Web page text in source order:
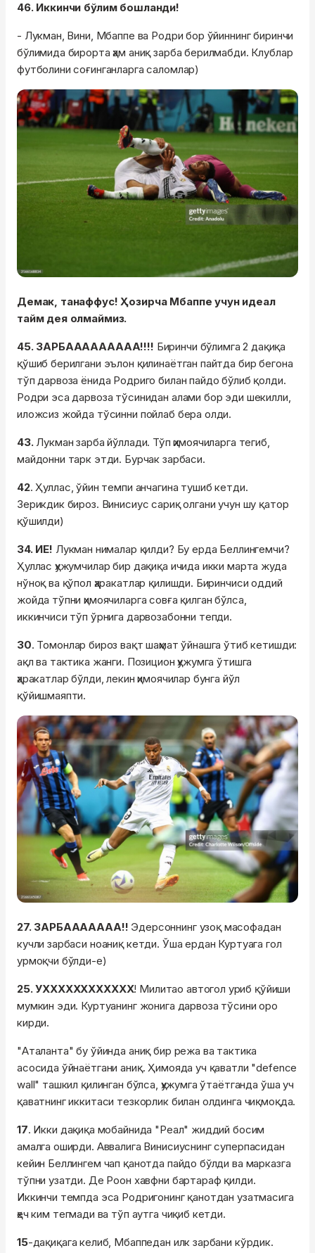
46. Иккинчи бўлим бошланди!
- Лукман, Вини, Мбаппе ва Родри бор ўйиннинг биринчи
бўлимида бирорта ҳам аниқ зарба берилмабди. Клублар
футболини соғинганларга саломлар)
Демак, танаффус! Ҳозирча Мбаппе учун идеал
тайм дея олмаймиз.
45. ЗАРБААААААААА!!!! Биринчи бўлимга 2 дақиқа
қўшиб берилгани эълон қилинаётган пайтда бир бегона
тўп дарвоза ёнида Родриго билан пайдо бўлиб қолди.
Родри эса дарвоза тўсинидан алами бор эди шекилли,
иложсиз жойда тўсинни пойлаб бера олди.
43.Лукман зарба йўллади. Тўп ҳимоячиларга тегиб,
майдонни тарк этди. Бурчак зарбаси.
42. Ҳуллас, ўйин темпи анчагина тушиб кетди.
Зерикдик бироз. Винисиус сариқ олгани учун шу қатор
қўшилди)
34. ИЕ! Лукман нималар қилди? Бу ерда Беллингемчи?
Ҳуллас ҳужумчилар бир дақиқа ичида икки марта жуда
нўноқ ва қўпол ҳаракатлар қилишди. Биринчиси оддий
жойда тўпни ҳимоячиларга совға қилган бўлса,
иккинчиси тўп ўрнига дарвозабонни тепди.
30. Томонлар бироз вақт шаҳмат ўйнашга ўтиб кетишди:
ақл ва тактика жанги. Позицион ҳужумга ўтишга
ҳаракатлар бўлди, лекин ҳимоячилар бунга йўл
қўйишмаяпти.
27. ЗАРБААААААА!! Эдерсоннинг узоқ масофадан
кучли зарбаси ноаниқ кетди. Ўша ердан Куртуага гол
урмоқчи бўлди-е)
25. УХХХХХХХХХХХХ! Милитао автогол уриб қўйиши
мумкин эди. Куртуанинг жонига дарвоза тўсини оро
кирди.
"Аталанта" бу ўйинда аниқ бир режа ва тактика
асосида ўйнаётгани аниқ. Ҳимояда уч қаватли "defence
wall" ташкил қилинган бўлса, ҳужумга ўтаётганда ўша уч
қаватнинг иккитаси тезкорлик билан олдинга чиқмоқда.
17. Икки дақиқа мобайнида "Реал" жиддий босим
амалга оширди. Аввалига Винисиуснинг суперпасидан
кейин Беллингем чап қанотда пайдо бўлди ва марказга
тўпни узатди. Де Роон хавфни бартараф қилди.
Иккинчи темпда эса Родригонинг қанотдан узатмасига
ҳеч ким тегмади ва тўп аутга чиқиб кетди.
15-дақиқага келиб, Мбаппедан илк зарбани кўрдик.